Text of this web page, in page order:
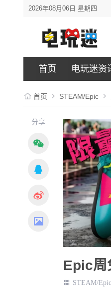
2026年08月06日 星期四
首页 电玩迷资
首页 STEAM/Epic
分享
Epic周
STEAM/Epic